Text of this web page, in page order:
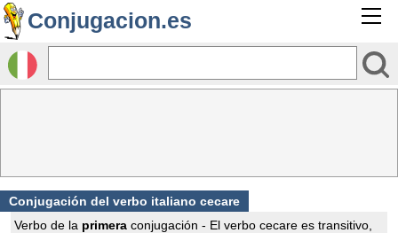
Conjugacion.es
Conjugación del verbo italiano cecare
Verbo de la primera conjugación - El verbo cecare es transitivo,